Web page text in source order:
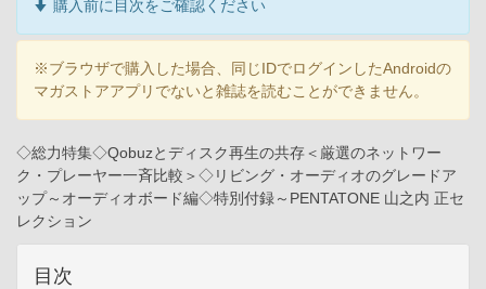
購入前に目次をご確認ください
※ブラウザで購入した場合、同じIDでログインしたAndroidの
マガストアアプリでないと雑誌を読むことができません。
◇総力特集◇Qobuzとディスク再生の共存＜厳選のネットワー
ク・プレーヤー一斉比較＞◇リビング・オーディオのグレードア
ップ～オーディオボード編◇特別付録～PENTATONE 山之内 正セ
レクション
目次